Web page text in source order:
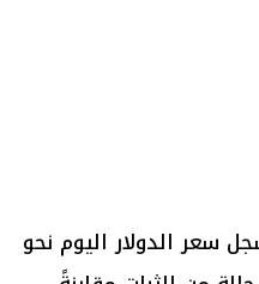
سعر الدولار اليوم نحو